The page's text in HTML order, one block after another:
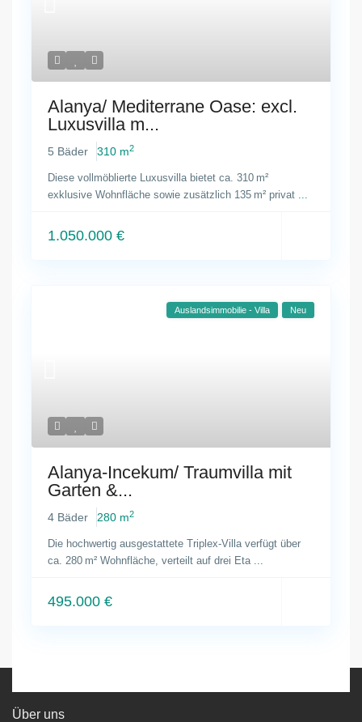
Alanya/ Mediterrane Oase: excl.
Luxusvilla m...
5 Bäder 310 m2
Diese vollmöblierte Luxusvilla bietet ca. 310 m²
exklusive Wohnfläche sowie zusätzlich 135 m² privat ...
1.050.000 €
Auslandsimmobilie - Villa Neu
Alanya-Incekum/ Traumvilla mit
Garten &...
4 Bäder 280 m2
Die hochwertig ausgestattete Triplex-Villa verfügt über
ca. 280 m² Wohnfläche, verteilt auf drei Eta ...
495.000 €
Über uns